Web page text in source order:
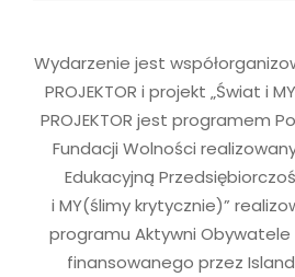
Wydarzenie jest
PROJEKTOR i projekt „Świat i
PROJEKTOR jest programem
Fundacji Wolności
Edukacyjną
i MY(ślimy krytycznie)”
programu Aktywni Obywatele
finansowanego przez